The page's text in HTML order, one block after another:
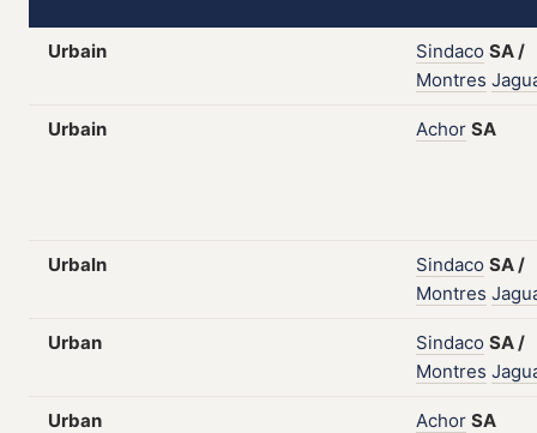
Urbain Sindaco SA/
Montres
Urbain Achor SA
Urbaln Sindaco SA/
Montres
Urban Sindaco SA/
Montres
Urban Achor SA